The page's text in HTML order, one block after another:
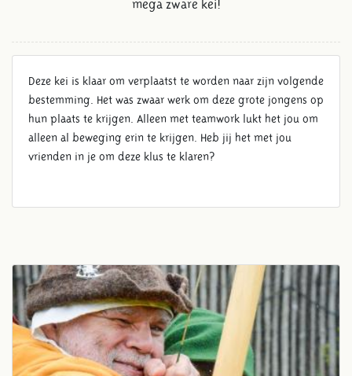
KEITREKKEN
mega zware kei!
Deze kei is klaar om verplaatst te worden naar zijn volgende
bestemming. Het was zwaar werk om deze grote jongens op
hun plaats te krijgen. Alleen met teamwork lukt het jou om
alleen al beweging erin te krijgen. Heb jij het met jou
vrienden in je om deze klus te klaren?